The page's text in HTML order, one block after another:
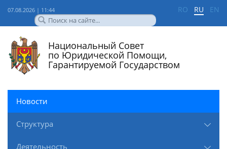
07.08.2026 | 11:44 RO RU EN
Национальный Совет
по Юридической Помощи,
Гарантируемой Государством
Новости
Структура
Деятельность